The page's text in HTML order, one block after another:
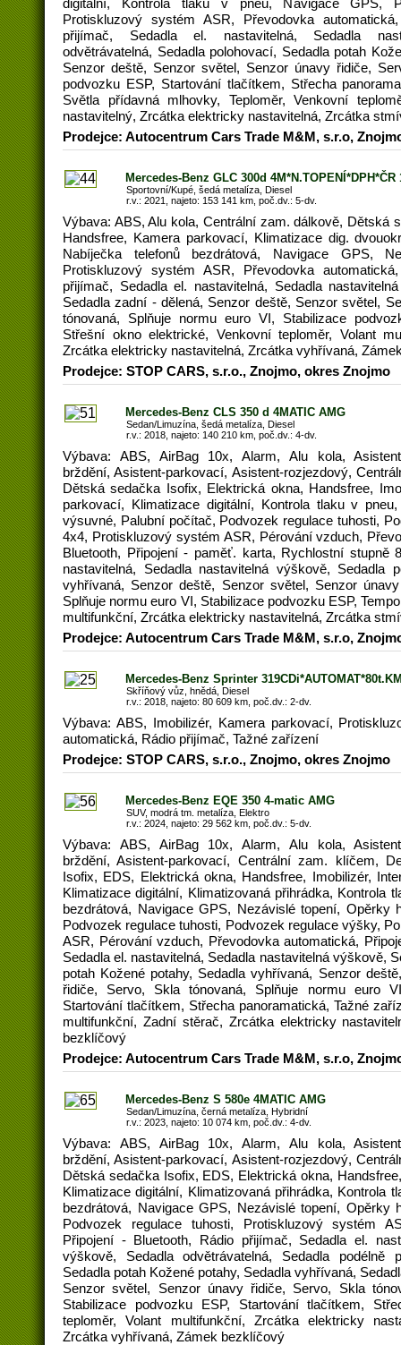
digitální, Kontrola tlaku v pneu, Navigace GPS,
Protiskluzový systém ASR, Převodovka
přijímač, Sedadla el. nastavitelná, Sedadla
odvětrávatelná, Sedadla polohovací, Sedadla potah
Senzor deště, Senzor světel, Senzor únavy řidiče,
podvozku ESP, Startování tlačítkem, Střecha
Světla přídavná mlhovky, Teploměr, Venkovní
nastavitelný, Zrcátka elektricky nastavitelná, Zrcátka
Prodejce: Autocentrum Cars Trade M&M, s.r.o,
Mercedes-Benz GLC 300d 4M*N.TOPENÍ*DPH*ČR
Sportovní/Kupé, šedá metalíza, Diesel
r.v.: 2021, najeto: 153 141 km, poč.dv.: 5-dv.
Výbava: ABS, Alu kola, Centrální zam. dálkově, Dětská
Handsfree, Kamera parkovací, Klimatizace dig.
Nabíječka telefonů bezdrátová, Navigace GPS,
Protiskluzový systém ASR, Převodovka
přijímač, Sedadla el. nastavitelná, Sedadla
Sedadla zadní - dělená, Senzor deště, Senzor světel,
tónovaná, Splňuje normu euro VI, Stabilizace
Střešní okno elektrické, Venkovní teploměr, Volant
Zrcátka elektricky nastavitelná, Zrcátka vyhřívaná,
Prodejce: STOP CARS, s.r.o., Znojmo, okres Znojmo
Mercedes-Benz CLS 350 d 4MATIC AMG
Sedan/Limuzína, šedá metalíza, Diesel
r.v.: 2018, najeto: 140 210 km, poč.dv.: 4-dv.
Výbava: ABS, AirBag 10x, Alarm, Alu kola,
brždění, Asistent-parkovací, Asistent-rozjezdový,
Dětská sedačka Isofix, Elektrická okna, Handsfree,
parkovací, Klimatizace digitální, Kontrola tlaku v
výsuvné, Palubní počítač, Podvozek regulace tuhosti,
4x4, Protiskluzový systém ASR, Pérování vzduch,
Bluetooth, Připojení - paměť. karta, Rychlostní stupně
nastavitelná, Sedadla nastavitelná výškově, Sedadla
vyhřívaná, Senzor deště, Senzor světel, Senzor
Splňuje normu euro VI, Stabilizace podvozku ESP,
multifunkční, Zrcátka elektricky nastavitelná, Zrcátka
Prodejce: Autocentrum Cars Trade M&M, s.r.o,
Mercedes-Benz Sprinter
Skříňový vůz, hnědá, Diesel
r.v.: 2018, najeto: 80 609 km, poč.dv.: 2-dv.
Výbava: ABS, Imobilizér, Kamera parkovací,
automatická, Rádio přijímač, Tažné zařízení
Prodejce: STOP CARS, s.r.o., Znojmo, okres Znojmo
Mercedes-Benz EQE 350 4-matic AMG
SUV, modrá tm. metalíza, Elektro
r.v.: 2024, najeto: 29 562 km, poč.dv.: 5-dv.
Výbava: ABS, AirBag 10x, Alarm, Alu kola,
brždění, Asistent-parkovací, Centrální zam. klíčem,
Isofix, EDS, Elektrická okna, Handsfree, Imobilizér,
Klimatizace digitální, Klimatizovaná přihrádka, Kontrola
bezdrátová, Navigace GPS, Nezávislé topení, Opěrky
Podvozek regulace tuhosti, Podvozek regulace výšky,
ASR, Pérování vzduch, Převodovka automatická,
Sedadla el. nastavitelná, Sedadla nastavitelná výškově,
potah Kožené potahy, Sedadla vyhřívaná, Senzor
řidiče, Servo, Skla tónovaná, Splňuje normu euro
Startování tlačítkem, Střecha panoramatická, Tažné
multifunkční, Zadní stěrač, Zrcátka elektricky
bezklíčový
Prodejce: Autocentrum Cars Trade M&M, s.r.o,
Mercedes-Benz S 580e 4MATIC AMG
Sedan/Limuzína, černá metalíza, Hybridní
r.v.: 2023, najeto: 10 074 km, poč.dv.: 4-dv.
Výbava: ABS, AirBag 10x, Alarm, Alu kola,
brždění, Asistent-parkovací, Asistent-rozjezdový,
Dětská sedačka Isofix, EDS, Elektrická okna,
Klimatizace digitální, Klimatizovaná přihrádka, Kontrola
bezdrátová, Navigace GPS, Nezávislé topení, Opěrky
Podvozek regulace tuhosti, Protiskluzový systém
Připojení - Bluetooth, Rádio přijímač, Sedadla el.
výškově, Sedadla odvětrávatelná, Sedadla podélně
Sedadla potah Kožené potahy, Sedadla vyhřívaná,
Senzor světel, Senzor únavy řidiče, Servo, Skla
Stabilizace podvozku ESP, Startování tlačítkem,
teploměr, Volant multifunkční, Zrcátka elektricky
Zrcátka vyhřívaná, Zámek bezklíčový